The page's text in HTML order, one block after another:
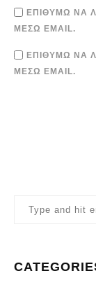
ΕΠΙΘΥΜΏ ΝΑ
ΜΈΣΩ EMAIL.
ΕΠΙΘΥΜΏ ΝΑ
ΜΈΣΩ EMAIL.